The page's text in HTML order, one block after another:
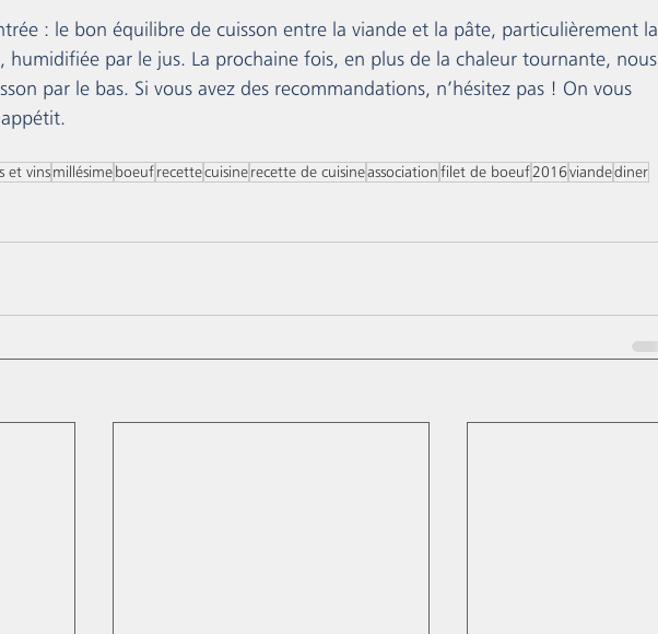
: le bon équilibre de cuisson entre la viande et la pâte, particulièrement la
humidifiée par le jus. La prochaine fois, en plus de la chaleur tournante, nous
par le bas. Si vous avez des recommandations, n’hésitez pas ! On vous
et vinsmillésimeboeufrecettecuisinerecette de cuisineassociationfilet de boeuf2016viandediner